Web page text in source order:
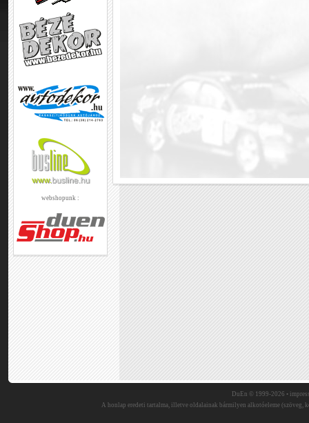
webshopunk :
DuEn © 1999-2026 •
A honlap eredeti tartalma, illetve oldalainak bármilyen alkotóeleme (szöveg,